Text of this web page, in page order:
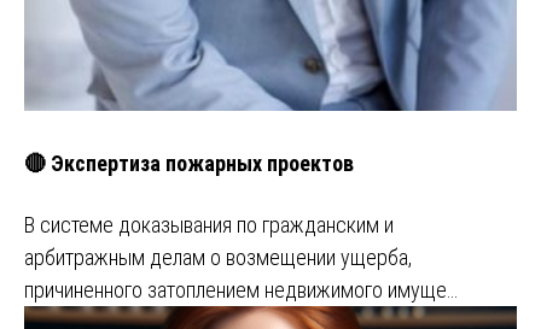
🔴 Экспертиза пожарных проектов
В системе доказывания по гражданским и
арбитражным делам о возмещении ущерба,
причиненного затоплением недвижимого имуще…